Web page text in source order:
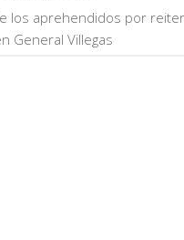
los aprehendidos por
General Villegas